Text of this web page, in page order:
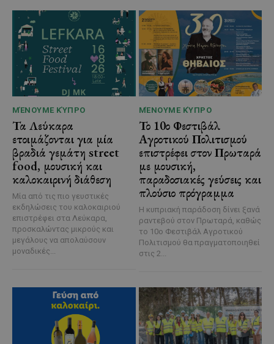
ΜΈΝΟΥΜΕ ΚΎΠΡΟ
Τα Λεύκαρα
ετοιμάζονται για μία
βραδιά γεμάτη street
food, μουσική και
καλοκαιρινή διάθεση
Μία από τις πιο γευστικές
εκδηλώσεις του καλοκαιριού
επιστρέφει στα Λεύκαρα,
προσκαλώντας μικρούς και
μεγάλους να απολαύσουν
μοναδικές...
ΜΈΝΟΥΜΕ ΚΎΠΡΟ
Το 10ο Φεστιβάλ
Αγροτικού Πολιτισμού
επιστρέφει στον Πρωταρά
με μουσική,
παραδοσιακές γεύσεις και
πλούσιο πρόγραμμα
Η κυπριακή παράδοση δίνει ξανά
ραντεβού στον Πρωταρά, καθώς
το 10ο Φεστιβάλ Αγροτικού
Πολιτισμού θα πραγματοποιηθεί
στις 2...